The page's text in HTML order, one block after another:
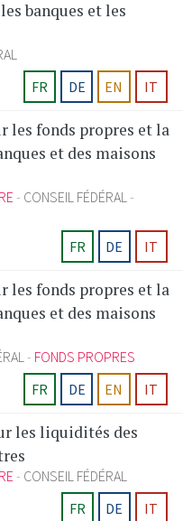
banques et les
FR
DE EN IT
les fonds propres et la
et des maisons
CONSEIL FÉDÉRAL
FR
DE IT
les fonds propres et la
et des maisons
FONDS PROPRES
FR
DE EN IT
les liquidités des
CONSEIL FÉDÉRAL
FR
DE IT